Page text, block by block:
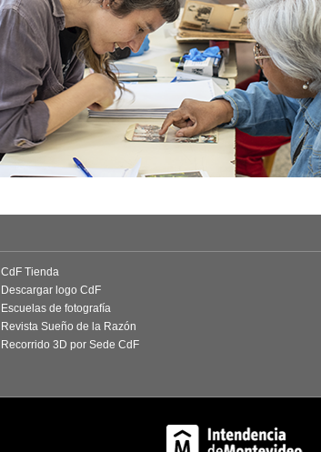
CdF Tienda
Descargar logo CdF
Escuelas de fotografía
Revista Sueño de la Razón
Recorrido 3D por Sede CdF